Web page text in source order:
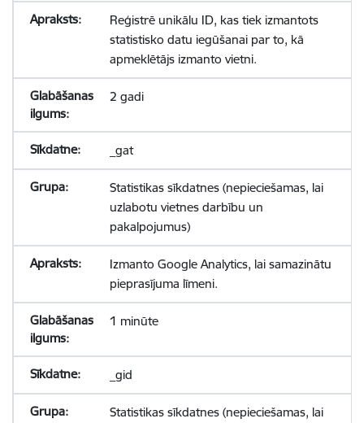
Reģistrē unikālu ID, kas tiek izmantots
statistisko datu iegūšanai par to, kā
apmeklētājs izmanto vietni.
2 gadi
_gat
Statistikas sīkdatnes (nepieciešamas, lai
uzlabotu vietnes darbību un
pakalpojumus)
Izmanto Google Analytics, lai samazinātu
pieprasījuma līmeni.
1 minūte
_gid
Statistikas sīkdatnes (nepieciešamas, lai